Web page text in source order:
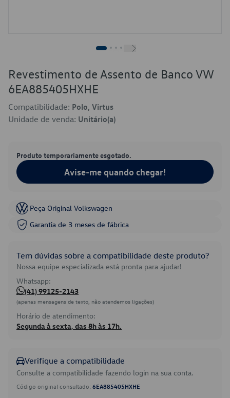
Revestimento de Assento de Banco VW
6EA885405HXHE
Compatibilidade: Polo, Virtus
Unidade de venda: Unitário(a)
Produto temporariamente esgotado.
Avise-me quando chegar!
Peça Original Volkswagen
Garantia de 3 meses de fábrica
Tem dúvidas sobre a compatibilidade deste produto?
Nossa equipe especializada está pronta para ajudar!
Whatsapp:
(41) 99125-2143
(apenas mensagens de texto, não atendemos ligações)
Horário de atendimento:
Segunda à sexta, das 8h às 17h.
Verifique a compatibilidade
Consulte a compatibilidade fazendo login na sua conta.
Código original consultado: 6EA885405HXHE